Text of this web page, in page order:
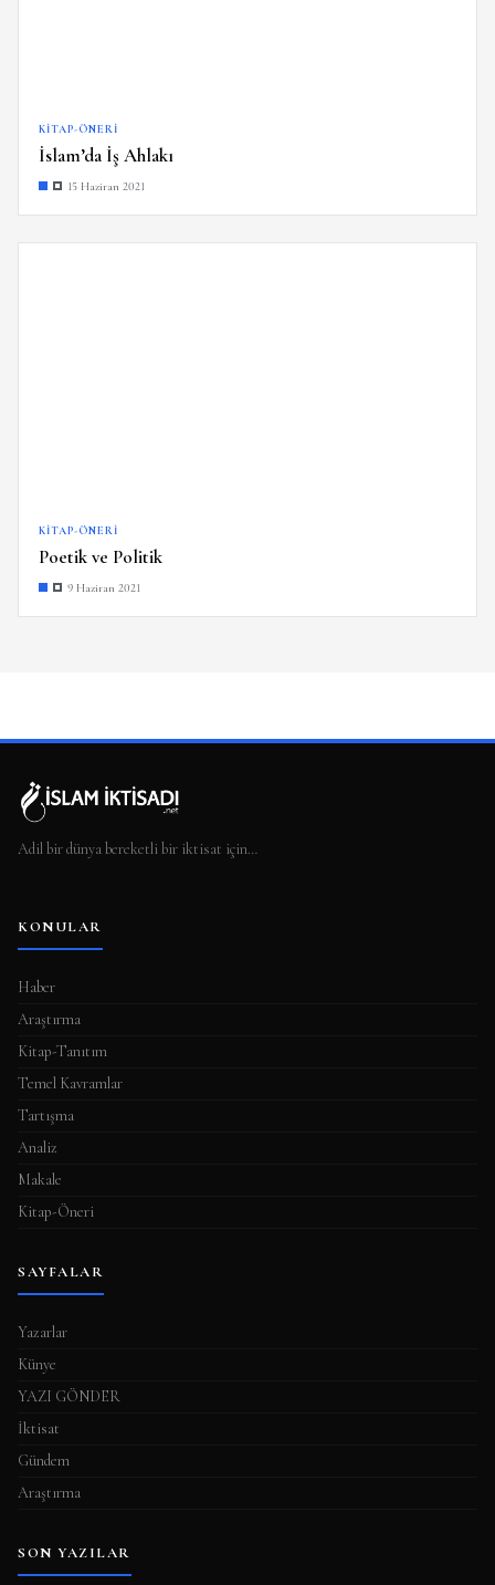
KITAP-ÖNERI
İslam’da İş Ahlakı
15 Haziran 2021
KITAP-ÖNERI
Poetik ve Politik
9 Haziran 2021
Adil bir dünya bereketli bir iktisat için…
KONULAR
Haber
Araştırma
Kitap-Tanıtım
Temel Kavramlar
Tartışma
Analiz
Makale
Kitap-Öneri
SAYFALAR
Yazarlar
Künye
YAZI GÖNDER
İktisat
Gündem
Araştırma
SON YAZILAR